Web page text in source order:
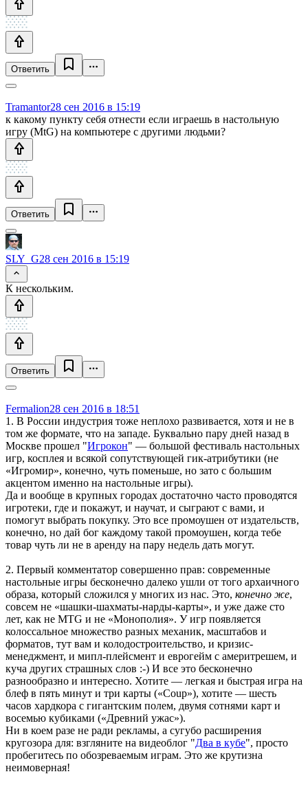
Ответить
Tramantor28 сен 2016 в 15:19
к какому пункту себя отнести если играешь в настольную
игру (MtG) на компьютере с другими людьми?
Ответить
SLY_G28 сен 2016 в 15:19
К нескольким.
Ответить
Fermalion28 сен 2016 в 18:51
1. В России индустрия тоже неплохо развивается, хотя и не в
том же формате, что на западе. Буквально пару дней назад в
Москве прошел "Игрокон" — большой фестиваль настольных
игр, косплея и всякой сопутствующей гик-атрибутики (не
«Игромир», конечно, чуть поменьше, но зато с большим
акцентом именно на настольные игры).
Да и вообще в крупных городах достаточно часто проводятся
игротеки, где и покажут, и научат, и сыграют с вами, и
помогут выбрать покупку. Это все промоушен от издательств,
конечно, но дай бог каждому такой промоушен, когда тебе
товар чуть ли не в аренду на пару недель дать могут.
2. Первый комментатор совершенно прав: современные
настольные игры бесконечно далеко ушли от того архаичного
образа, который сложился у многих из нас. Это, конечно же,
совсем не «шашки-шахматы-нарды-карты», и уже даже сто
лет, как не MTG и не «Монополия». У игр появляется
колоссальное множество разных механик, масштабов и
форматов, тут вам и колодостроительство, и кризис-
менеджмент, и мипл-плейсмент и еврогейм с америтрешем, и
куча других страшных слов :-) И все это бесконечно
разнообразно и интересно. Хотите — легкая и быстрая игра на
блеф в пять минут и три карты («Coup»), хотите — шесть
часов хардкора с гигантским полем, двумя сотнями карт и
восемью кубиками («Древний ужас»).
Ни в коем разе не ради рекламы, а сугубо расширения
кругозора для: взгляните на видеоблог "Два в кубе", просто
пробегитесь по обозреваемым играм. Это же крутизна
неимоверная!